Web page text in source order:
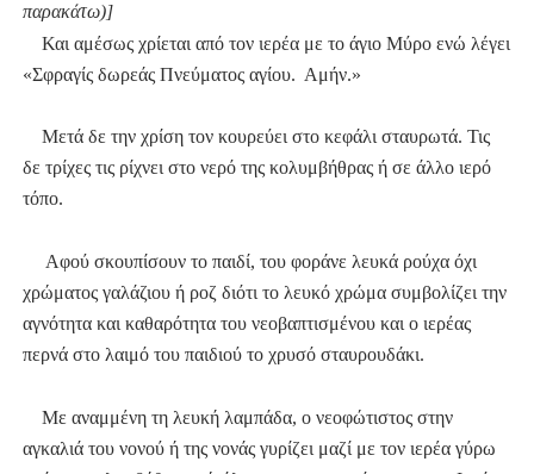
παρακάτω)]
Και αμέσως χρίεται από τον ιερέα με το άγιο Μύρο ενώ λέγει
«Σφραγίς δωρεάς Πνεύματος αγίου. Αμήν.»
Μετά δε την χρίση τον κουρεύει στο κεφάλι σταυρωτά. Τις
δε τρίχες τις ρίχνει στο νερό της κολυμβήθρας ή σε άλλο ιερό
τόπο.
Αφού σκουπίσουν το παιδί, του φοράνε λευκά ρούχα όχι
χρώματος γαλάζιου ή ροζ διότι το λευκό χρώμα συμβολίζει την
αγνότητα και καθαρότητα του νεοβαπτισμένου και ο ιερέας
περνά στο λαιμό του παιδιού το χρυσό σταυρουδάκι.
Με αναμμένη τη λευκή λαμπάδα, ο νεοφώτιστος στην
αγκαλιά του νονού ή της νονάς γυρίζει μαζί με τον ιερέα γύρω